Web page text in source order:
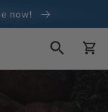
now!
aumento
Carrello